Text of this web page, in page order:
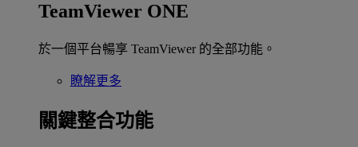
TeamViewer ONE
於一個平台暢享 TeamViewer 的全部功能。
瞭解更多
關鍵整合功能